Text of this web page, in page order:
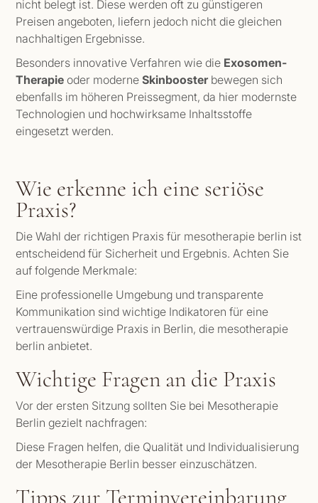
nicht belegt ist. Diese werden oft zu günstigeren
Preisen angeboten, liefern jedoch nicht die gleichen
nachhaltigen Ergebnisse.
Besonders innovative Verfahren wie die Exosomen-
Therapie oder moderneSkinbooster bewegen sich
ebenfalls im höheren Preissegment, da hier modernste
Technologien und hochwirksame Inhaltsstoffe
eingesetzt werden.
Wie erkenne ich eine seriöse
Praxis?
Die Wahl der richtigen Praxis für mesotherapie berlin ist
entscheidend für Sicherheit und Ergebnis. Achten Sie
auf folgende Merkmale:
Eine professionelle Umgebung und transparente
Kommunikation sind wichtige Indikatoren für eine
vertrauenswürdige Praxis in Berlin, die mesotherapie
berlin anbietet.
Wichtige Fragen an die Praxis
Vor der ersten Sitzung sollten Sie bei Mesotherapie
Berlin gezielt nachfragen:
Diese Fragen helfen, die Qualität und Individualisierung
der Mesotherapie Berlin besser einzuschätzen.
Tipps zur Terminvereinbarung